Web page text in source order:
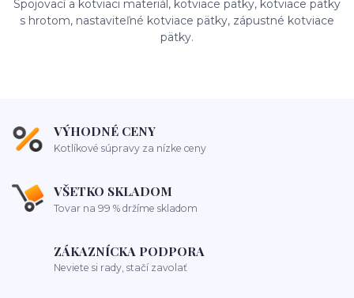
Spojovací a kotviaci materiál, kotviace pätky, kotviace pätky
s hrotom, nastaviteľné kotviace pätky, zápustné kotviace
pätky.
VÝHODNÉ CENY
Kotlíkové súpravy za nízke ceny
VŠETKO SKLADOM
Tovar na 99 % držíme skladom
ZÁKAZNÍCKA PODPORA
Neviete si rady, stačí zavolať